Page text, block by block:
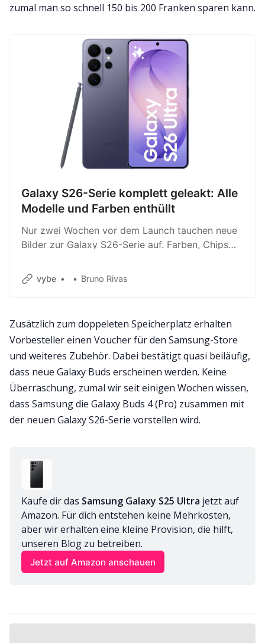
zumal man so schnell 150 bis 200 Franken sparen kann.
Galaxy S26-Serie komplett geleakt: Alle
Modelle und Farben enthüllt
Nur zwei Wochen vor dem Launch tauchen neue
Bilder zur Galaxy S26-Serie auf. Farben, Chips
25. Februar.
vybe Bruno Rivas
Zusätzlich zum doppeleten Speicherplatz erhalten
Vorbesteller einen Voucher für den Samsung-Store
und weiteres Zubehör. Dabei bestätigt quasi beiläufig,
dass neue Galaxy Buds erscheinen werden. Keine
Überraschung, zumal wir seit einigen Wochen wissen,
dass Samsung die Galaxy Buds 4 (Pro) zusammen mit
der neuen Galaxy S26-Serie vorstellen wird.
Kaufe dir das Samsung Galaxy S25 Ultra jetzt auf
Amazon. Für dich entstehen keine Mehrkosten,
aber wir erhalten eine kleine Provision, die hilft,
unseren Blog zu betreiben.
Jetzt auf Amazon anschauen